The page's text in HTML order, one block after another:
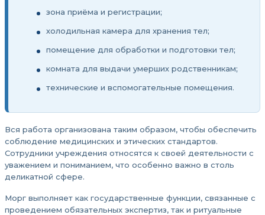
зона приёма и регистрации;
холодильная камера для хранения тел;
помещение для обработки и подготовки тел;
комната для выдачи умерших родственникам;
технические и вспомогательные помещения.
Вся работа организована таким образом, чтобы обеспечить
соблюдение медицинских и этических стандартов.
Сотрудники учреждения относятся к своей деятельности с
уважением и пониманием, что особенно важно в столь
деликатной сфере.
Морг выполняет как государственные функции, связанные с
проведением обязательных экспертиз, так и ритуальные